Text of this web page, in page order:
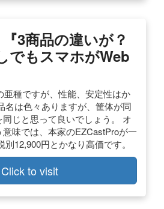
3商品の違いが？
でもスマホがWeb
亜種ですが、性能、安定性はか
名は色々ありますが、筐体が同
じと思って良いでしょう。 オ
味では、本家のEZCastProが一
12,900円とかなり高価です。
Click to visit